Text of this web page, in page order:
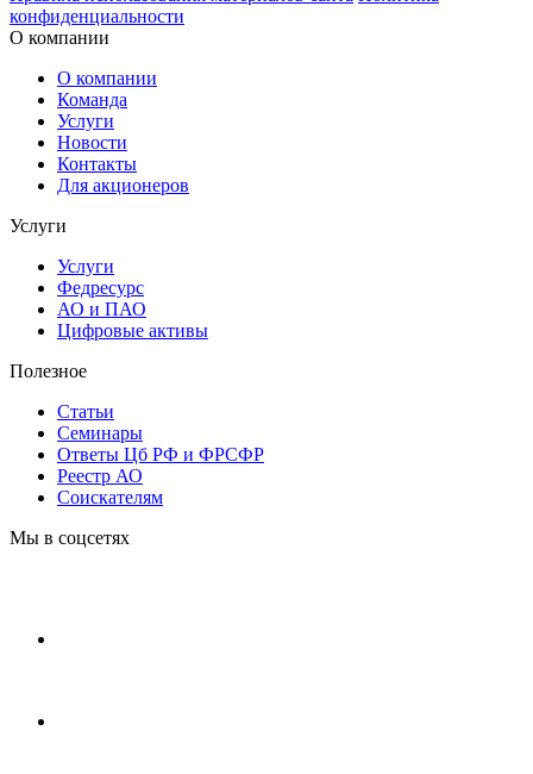
конфиденциальности
О компании
О компании
Команда
Услуги
Новости
Контакты
Для акционеров
Услуги
Услуги
Федресурс
АО и ПАО
Цифровые активы
Полезное
Статьи
Cеминары
Ответы Цб РФ и ФРСФР
Реестр АО
Соискателям
Мы в соцсетях